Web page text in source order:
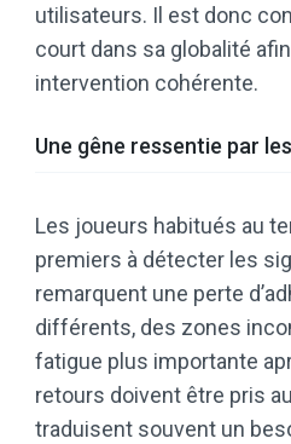
utilisateurs. Il est donc
court dans sa globalité
intervention cohérente.
Une gêne ressentie par
Les joueurs habitués au
premiers à détecter les
remarquent une perte
différents, des zones
fatigue plus importante
retours doivent être pris
traduisent souvent un